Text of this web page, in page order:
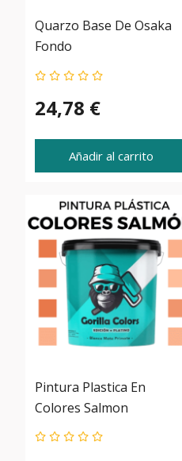
Quarzo Base De Osaka
Fondo
24,78 €
Añadir al carrito
Pintura Plastica En
Colores Salmon